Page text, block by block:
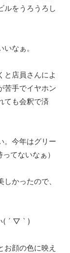
ルをうろうろし
なぁ。
と店員さんによ
苦手でイヤホン
ても会釈で済
。今年はグリー
てないなぁ）
かったので、
( ´ ▽ ` )
顔の色に映え